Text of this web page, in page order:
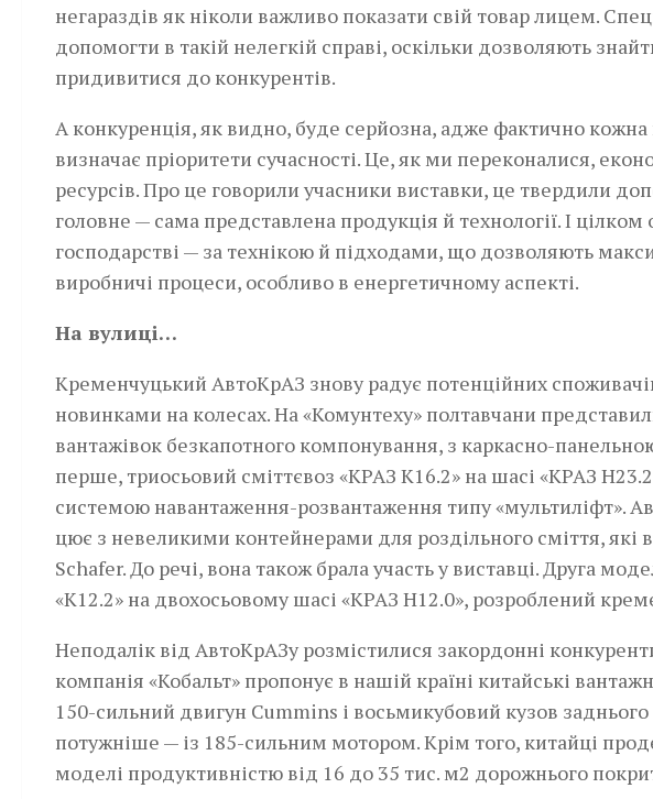
негараздів як ніколи важливо показати свій товар­ лицем.
допомогти в такій нелегкій справі, оскільки дозволяють
придивитися до конкурентів.­
А конкуренція, як видно, буде серйозна, адже фактично
визначає пріоритети сучасності. Це, як ми переконалися,
ресурсів. Про це говорили учасники виставки, це твердили
головне — сама представлена продукція й технології. І
господарстві — за технікою й підходами, що дозволяють
виробничі процеси, особливо в енергетичному аспекті.
На вулиці…
Кременчуцький АвтоКрАЗ знову радує потенційних
новинками на колесах. На «Комунтеху» полтавчани
вантажівок безкапотного компонування, з каркасно-
перше, триосьовий сміттєвоз «КРАЗ К16.2» на шасі «КРАЗ
системою навантаження-розвантаження типу «мультиліфт».
цює з невеликими кон­тейнерами­ для роздільного сміття,
Schafer. До речі, вона також брала участь у виставці. Друга
«К12.2» на двохосьовому шасі «КРАЗ Н12.0», розроблений
Неподалік від АвтоКрАЗу розмістилися закордонні
компанія «Кобальт» пропонує в нашій країні китайські
150-сильний двигун Cummins і восьмикубовий кузов
потужніше — із 185-сильним мотором. Крім того, китайці
моделі продуктивністю від 16 до 35 тис. м2 дорожнього